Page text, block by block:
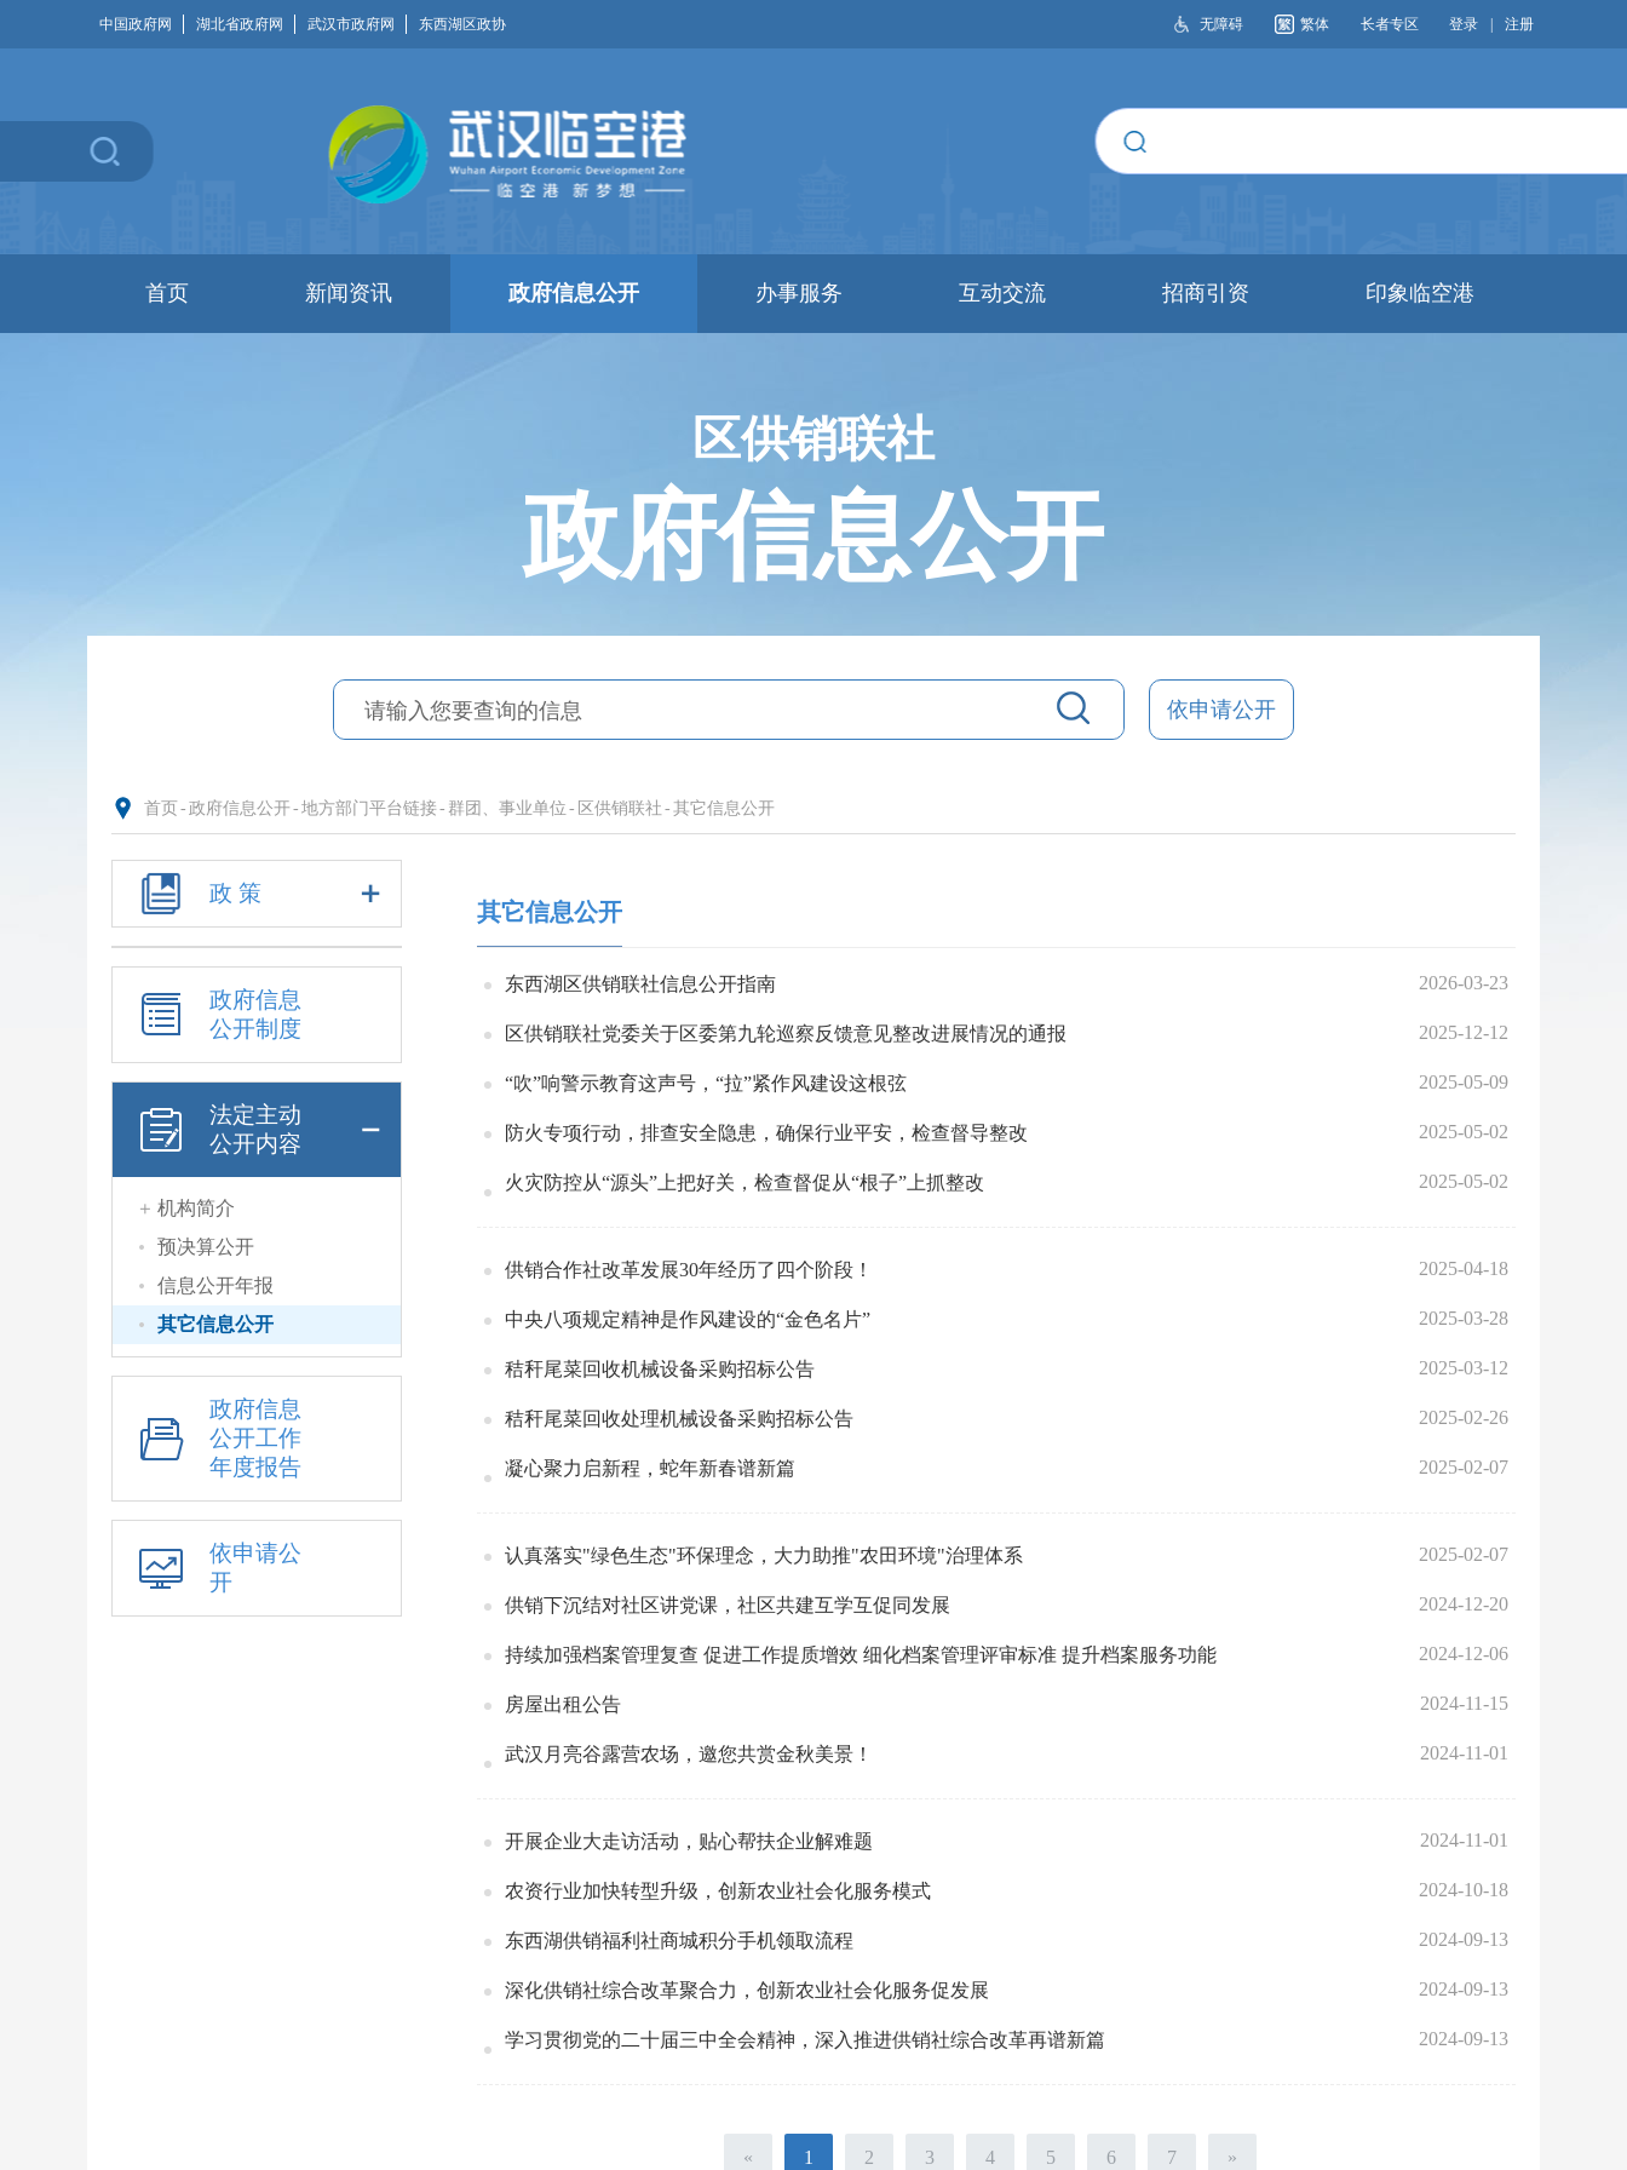
中国政府网 湖北省政府网 武汉市政府网 东西湖区政协 无障碍 繁体 长者专区 登录 注册
首页 新闻资讯 政府信息公开 办事服务 互动交流 招商引资 印象临空港
区供销联社
政府信息公开
依申请公开
首页 - 政府信息公开- 地方部门平台链接- 群团、事业单位 - 区供销联社 - 其它信息公开
政 策
政府信息
公开制度
法定主动
公开内容
机构简介
预决算公开
信息公开年报
其它信息公开
政府信息
公开工作
年度报告
依申请公
开
其它信息公开
东西湖区供销联社信息公开指南 2026-03-23
区供销联社党委关于区委第九轮巡察反馈意见整改进展情况的通报 2025-12-12
“吹”响警示教育这声号，“拉”紧作风建设这根弦 2025-05-09
防火专项行动，排查安全隐患，确保行业平安，检查督导整改 2025-05-02
火灾防控从“源头”上把好关，检查督促从“根子”上抓整改 2025-05-02
供销合作社改革发展30年经历了四个阶段！ 2025-04-18
中央八项规定精神是作风建设的“金色名片” 2025-03-28
秸秆尾菜回收机械设备采购招标公告 2025-03-12
秸秆尾菜回收处理机械设备采购招标公告 2025-02-26
凝心聚力启新程，蛇年新春谱新篇 2025-02-07
认真落实"绿色生态"环保理念，大力助推"农田环境"治理体系 2025-02-07
供销下沉结对社区讲党课，社区共建互学互促同发展 2024-12-20
持续加强档案管理复查 促进工作提质增效 细化档案管理评审标准 提升档案服务功能 2024-12-06
房屋出租公告 2024-11-15
武汉月亮谷露营农场，邀您共赏金秋美景！ 2024-11-01
开展企业大走访活动，贴心帮扶企业解难题 2024-11-01
农资行业加快转型升级，创新农业社会化服务模式 2024-10-18
东西湖供销福利社商城积分手机领取流程 2024-09-13
深化供销社综合改革聚合力，创新农业社会化服务促发展 2024-09-13
学习贯彻党的二十届三中全会精神，深入推进供销社综合改革再谱新篇 2024-09-13
« 1 2 3 4 5 6 7 »